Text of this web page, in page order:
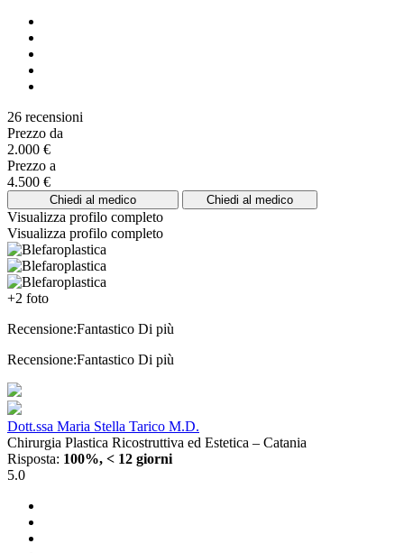
26 recensioni
Prezzo da
2.000 €
Prezzo a
4.500 €
Chiedi al medico Chiedi al medico
Visualizza profilo completo
Visualizza profilo completo
+2 foto
Recensione:Fantastico Di più
Recensione:Fantastico Di più
Dott.ssa Maria Stella Tarico M.D.
Chirurgia Plastica Ricostruttiva ed Estetica – Catania
Risposta: 100%, < 12 giorni
5.0